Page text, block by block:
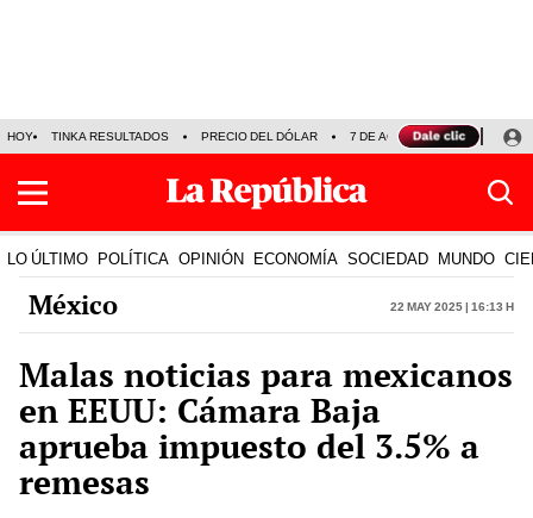
HOY TINKA RESULTADOS PRECIO DEL DÓLAR 7 DE AGOSTO OLLANTA
LO ÚLTIMO POLÍTICA OPINIÓN ECONOMÍA SOCIEDAD MUNDO
México 22 May 2025 | 16:13 h
Malas noticias para mexicanos
en EEUU: Cámara Baja
aprueba impuesto del 3.5% a
remesas